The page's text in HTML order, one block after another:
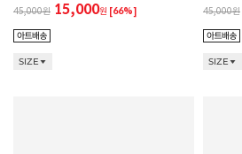
45,000 15,000원 [66%]
SIZE
45,000
SIZE